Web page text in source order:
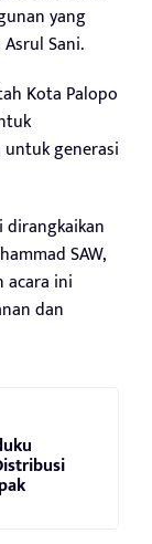
yang
Sani.
Kota Palopo
untuk generasi
dirangkaikan
SAW,
acara ini
dan